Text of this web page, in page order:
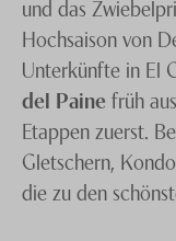
und das
Hochsaison von
Unterkünfte in El
del Paine früh
Etappen zuerst.
Gletschern,
die zu den